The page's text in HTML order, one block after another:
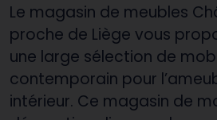
Le magasin de meubles
proche de Liège vous
une large sélection de
contemporain pour
intérieur. Ce magasin de